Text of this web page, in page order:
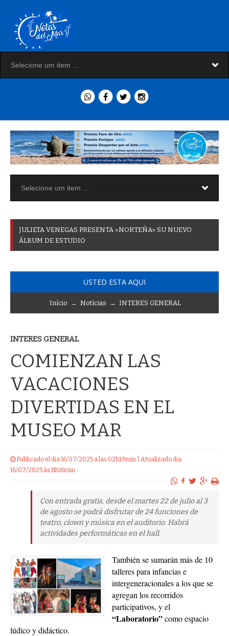
JULIETA VENEGAS PRESENTA «NORTEÑA» SU NUEVO
ÁLBUM DE ESTUDIO
USTED ESTA AQUI
Início → Notícias → INTERES GENERAL
INTERES GENERAL
COMIENZAN LAS
VACACIONES
DIVERTIDAS EN EL
MUSEO MAR
Publicado el dia 16/07/2025 a las 02h19min | Atualizado dia
16/07/2025 às 11h16min
Con entrada gratis, desde el martes 22 de julio al 3
de agosto se podrá disfrutar de 24 funciones de
teatro, clown y música en el auditorio. Habrá
actividades performáticas en el hall.
También se sumarán más de 10
talleres para infancias e
intergeneracionales a los que se
agregan los recorridos
participativos, y el
“Laboratorio”como espacio
lúdico y didáctico.